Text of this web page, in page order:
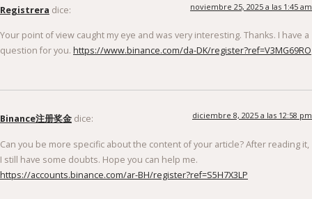
Registrera dice: noviembre 25, 2025 a las 1:45 am
Your point of view caught my eye and was very interesting. Thanks. I have a
question for you. https://www.binance.com/da-DK/register?ref=V3MG69RO
Binance注册奖金 dice: diciembre 8, 2025 a las 12:58 pm
Can you be more specific about the content of your article? After reading it,
I still have some doubts. Hope you can help me.
https://accounts.binance.com/ar-BH/register?ref=S5H7X3LP